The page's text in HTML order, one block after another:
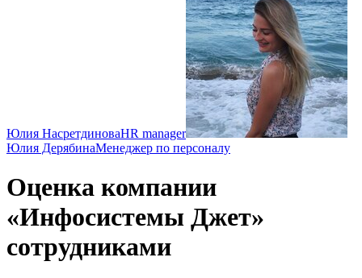
Юлия НасретдиноваHR manager
Юлия ДерябинаМенеджер по персоналу
Оценка компании
«Инфосистемы Джет»
сотрудниками